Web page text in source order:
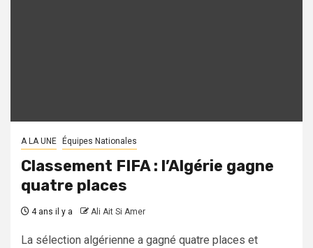
A LA UNE Équipes Nationales
Classement FIFA : l’Algérie gagne
quatre places
4 ans il y a Ali Ait Si Amer
La sélection algérienne a gagné quatre places et